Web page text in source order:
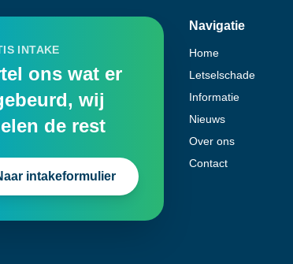
INTAKE
ons wat er
wij
de rest
intakeformulier
Navigatie
Home
Letselschade
Informatie
Nieuws
Over ons
Contact